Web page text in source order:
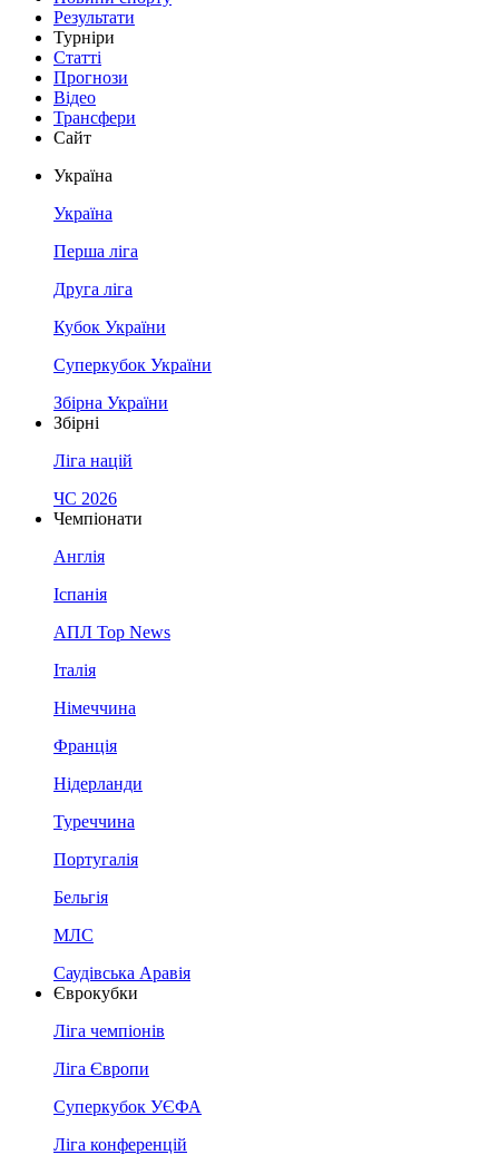
Результати
Турніри
Статті
Прогнози
Відео
Трансфери
Сайт
Україна
Україна
Перша ліга
Друга ліга
Кубок України
Суперкубок України
Збірна України
Збірні
Ліга націй
ЧС 2026
Чемпіонати
Англія
Іспанія
АПЛ Top News
Італія
Німеччина
Франція
Нідерланди
Туреччина
Португалія
Бельгія
МЛС
Саудівська Аравія
Єврокубки
Ліга чемпіонів
Ліга Європи
Суперкубок УЄФА
Ліга конференцій